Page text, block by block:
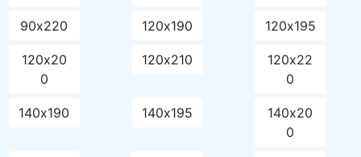
90х220 120х190 120х195
120х20
0
120х210
120х22
0
140х190 140х195
140х20
0